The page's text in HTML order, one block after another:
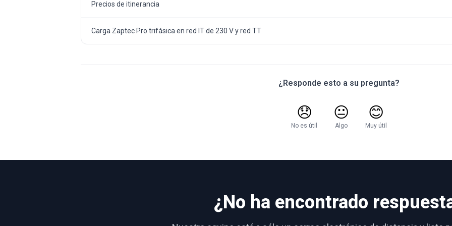
Precios de itinerancia
Carga Zaptec Pro trifásica en red IT de 230 V y red TT
¿Responde esto a su pregunta?
😞
No es útil
😐
Algo
😊
Muy útil
¿No ha encontrado